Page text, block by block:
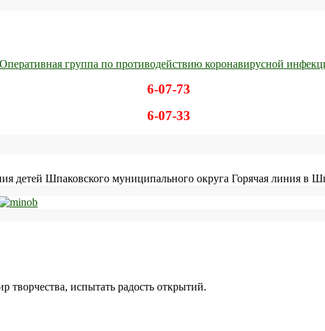
Оперативная группа по противодействию коронавирусной
6-07-73
6-07-33
детей Шпаковского муниципального округа Горячая линия в
испытать радость открытий.